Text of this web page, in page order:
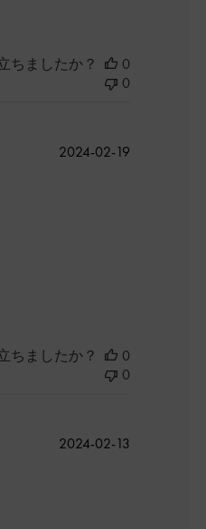
ちましたか？
0
0
公
2024-02-19
ちましたか？
0
0
公
2024-02-13